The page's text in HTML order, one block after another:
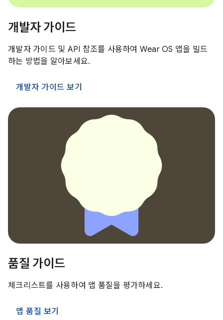
개발자 가이드
개발자 가이드 및 API 참조를 사용하여 Wear OS 앱을 빌드
하는 방법을 알아보세요.
개발자 가이드 보기
품질 가이드
체크리스트를 사용하여 앱 품질을 평가하세요.
앱 품질 보기